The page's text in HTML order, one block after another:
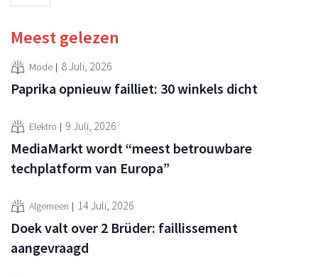
Meest gelezen
Mode 8 Juli, 2026
Paprika opnieuw failliet: 30 winkels dicht
Elektro 9 Juli, 2026
MediaMarkt wordt “meest betrouwbare
techplatform van Europa”
Algemeen 14 Juli, 2026
Doek valt over 2 Brüder: faillissement
aangevraagd